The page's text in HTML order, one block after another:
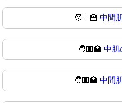
🧑🏼‍🏫 中間
🧑🏽‍🏫 中肌
🧑🏾‍🏫 中間